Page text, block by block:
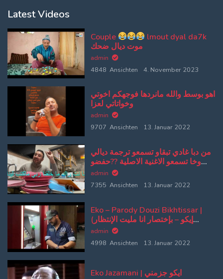
Latest Videos
Couple
lmout dyal da7k
موت ديال ضحك
admin
4848 Ansichten
4. November 2023
اهو بوسط والله مانردها فوجهكم اخوتي
وخواتاتي لعزا
admin
9707 Ansichten
13. Januar 2022
من دبا غادي تبقاو تسمعو ترجمة ديالي
وخا تسمعو الاغنية الاصلية ??حفضو
كلامي وتلقو الاصلية من بعد
admin
7355 Ansichten
13. Januar 2022
Eko – Parody Douzi Bikhtissar |
(إيكو – بإختصار انا مليت الإنتظار
(پارودي دوزي
admin
4998 Ansichten
13. Januar 2022
Eko Jazamani | ايكو جزمني